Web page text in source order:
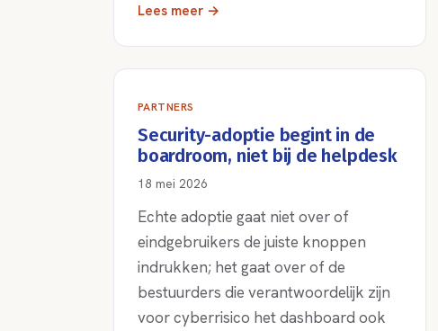
Lees meer →
PARTNERS
Security-adoptie begint in de
boardroom, niet bij de helpdesk
18 mei 2026
Echte adoptie gaat niet over of
eindgebruikers de juiste knoppen
indrukken; het gaat over of de
bestuurders die verantwoordelijk zijn
voor cyberrisico het dashboard ook